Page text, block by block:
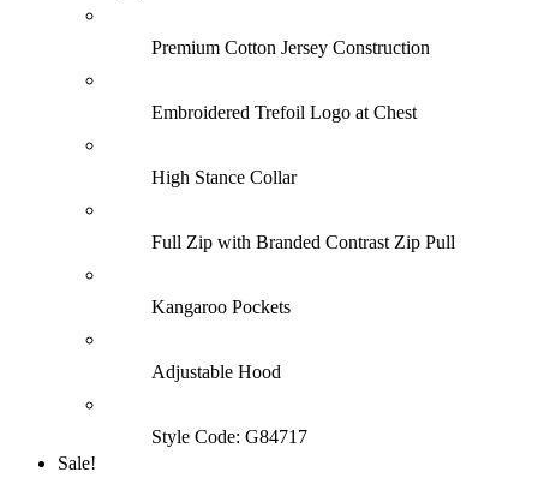
Premium Cotton Jersey Construction
Embroidered Trefoil Logo at Chest
High Stance Collar
Full Zip with Branded Contrast Zip Pull
Kangaroo Pockets
Adjustable Hood
Style Code: G84717
Sale!